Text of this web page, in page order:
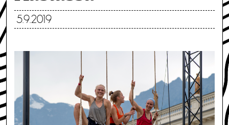
5.9.2019